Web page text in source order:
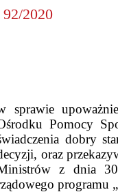
92/2020
sprawie
Pomocy
dobry
oraz
z dnia 30
programu